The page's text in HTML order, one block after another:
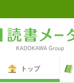
トップ